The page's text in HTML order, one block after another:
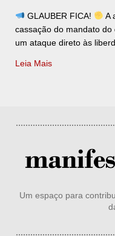
GLAUBER FICA!
A
cassação do mandato
um ataque direto às
Leia Mais
Um espaço para